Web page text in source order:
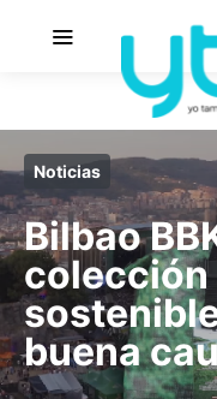
Noticias
Bilbao
colección
buena